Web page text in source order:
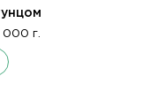
000 г.